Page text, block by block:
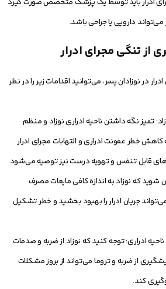
دارویی یا جراحی باشد.
از تنگی مجرای ادرار
در نوزادان پسر، می‌توانید اقدامات زیر را در نظر
تمیز نگه داشتن ناحیه ادراری نوزاد و منظم
خطر عفونت ادراری و التهابات مجرای ادرار
قابل تنفس و تهویه درست نیز توصیه می‌شود.
که نوزاد به اندازه کافی مایعات مصرف
جریان ادرار را بهبود بخشید و خطر تشکیل
ناحیه ادراری: توجه کنید که نوزاد از ضربه و صدمات
از ضربه و تروما می‌تواند از بروز مشکلات
کند.